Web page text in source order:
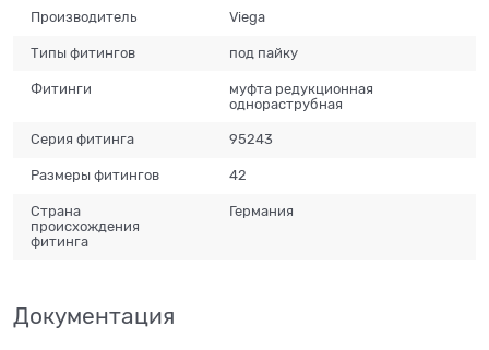
Производитель Viega
Типы фитингов под пайку
Фитинги
муфта редукционная
однораструбная
Серия фитинга 95243
Размеры фитингов 42
Страна
происхождения
фитинга
Германия
Документация